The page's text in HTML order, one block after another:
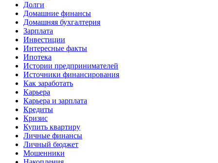
Долги
Домашние финансы
Домашняя бухгалтерия
Зарплата
Инвестиции
Интересные факты
Ипотека
Истории предпринимателей
Источники финансирования
Как заработать
Карьера
Карьера и зарплата
Кредиты
Кризис
Купить квартиру
Личные финансы
Личный бюджет
Мошенники